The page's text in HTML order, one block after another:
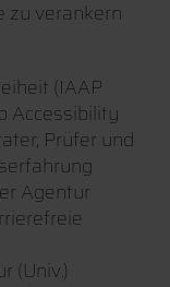
zu verankern
(IAAP
Accessibility
Prüfer und
Agentur
(Univ.)